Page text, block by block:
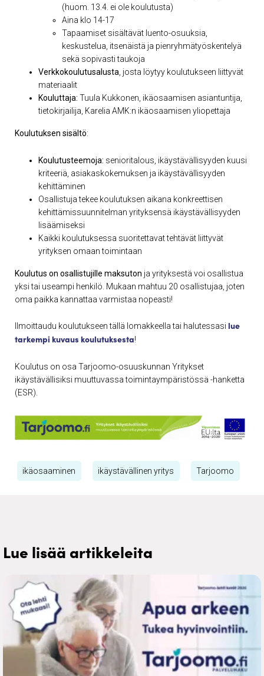
(huom. 13.4. ei ole koulutusta)
Aina klo 14-17
Tapaamiset sisältävät luento-osuuksia,
keskustelua, itsenäistä ja pienryhmätyöskentelyä
sekä sopivasti taukoja
Verkkokoulutusalusta , josta löytyy koulutukseen liittyvät
materiaalit
Kouluttaja: Tuula Kukkonen, ikäosaamisen asiantuntija,
tietokirjailija, Karelia AMK:n ikäosaamisen yliopettaja
Koulutuksen sisältö:
Koulutusteemoja: senioritalous, ikäystävällisyyden kuusi
kriteeriä, asiakaskokemuksen ja ikäystävällisyyden
kehittäminen
Osallistuja tekee koulutuksen aikana konkreettisen
kehittämissuunnitelman yrityksensä ikäystävällisyyden
lisäämiseksi
Kaikki koulutuksessa suoritettavat tehtävät liittyvät
yrityksen omaan toimintaan
Koulutus on osallistujille maksuton ja yrityksestä voi osallistua
yksi tai useampi henkilö. Mukaan mahtuu 20 osallistujaa, joten
oma paikka kannattaa varmistaa nopeasti!
Ilmoittaudu koulutukseen tällä lomakkeella tai halutessasi lue
tarkempi kuvaus koulutuksesta!
Koulutus on osa Tarjoomo-osuuskunnan Yritykset
ikäystävällisiksi muuttuvassa toimintaympäristössä -hanketta
(ESR).
ikäosaaminen ikäystävällinen yritys Tarjoomo
Lue lisää artikkeleita